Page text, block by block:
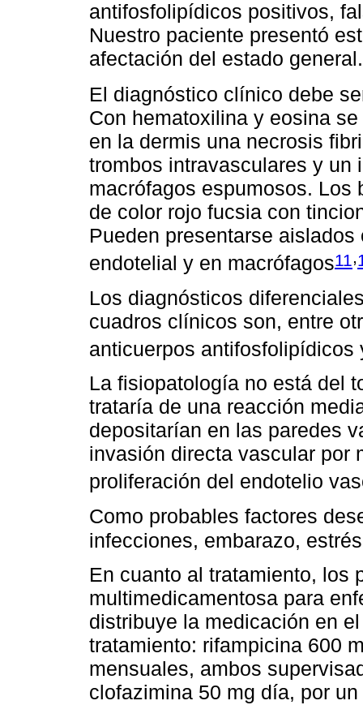
antifosfolipídicos positivos,
Nuestro paciente presentó
afectación del estado general.
El diagnóstico clínico debe
Con hematoxilina y eosina
en la dermis una necrosis
trombos intravasculares y un
macrófagos espumosos.
de color rojo fucsia con
Pueden presentarse
endotelial y en macrófagos11,
Los diagnósticos
cuadros clínicos son, entre
anticuerpos
La fisiopatología no está del
trataría de una reacción
depositarían en las paredes
invasión directa vascular por
proliferación del endotelio
Como probables factores
infecciones, embarazo,
En cuanto al tratamiento, los
multimedicamentosa para
distribuye la medicación en
tratamiento: rifampicina 600
mensuales, ambos
clofazimina 50 mg día, por